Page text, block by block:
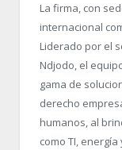
La firma, con
internacional
Liderado por el
Ndjodo, el
gama de
derecho
humanos, al
como TI,